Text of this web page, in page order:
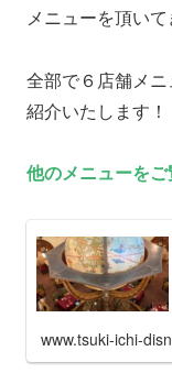
メニューを頂いて
全部で６店舗メ
紹介いたします！
他のメニューを
www.tsuki-ichi-